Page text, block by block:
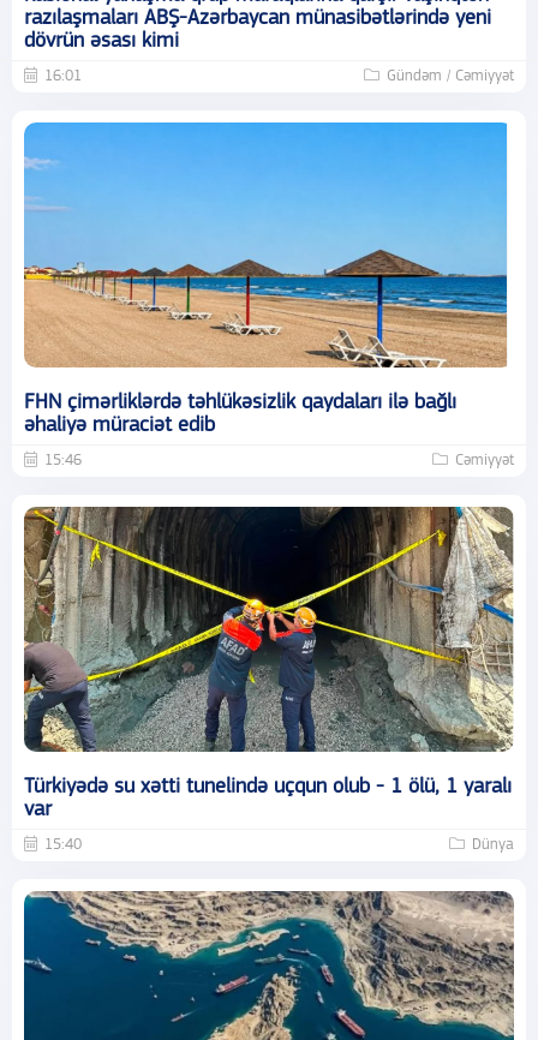
razılaşmaları ABŞ-Azərbaycan münasibətlərində yeni
dövrün əsası kimi
16:01 Gündəm / Cəmiyyət
FHN çimərliklərdə təhlükəsizlik qaydaları ilə bağlı
əhaliyə müraciət edib
15:46 Cəmiyyət
Türkiyədə su xətti tunelində uçqun olub - 1 ölü, 1 yaralı
var
15:40 Dünya